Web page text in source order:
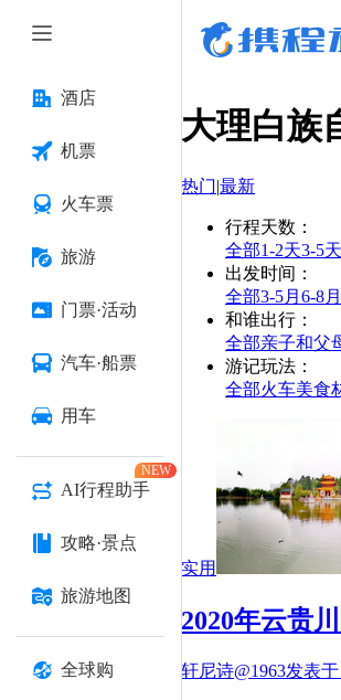
酒店
机票
火车票
旅游
门票·活动
汽车·船票
用车
AI行程助手
NEW
攻略·景点
旅游地图
全球购
大理白族
热门|最新
行程天数 ：
全部1-2天3-5天
出发时间 ：
全部3-5月 6-8月
和谁出行 ：
全部亲子和父
游记玩法 ：
全部火车美食
实用
2020年云贵
轩尼诗@1963发表于